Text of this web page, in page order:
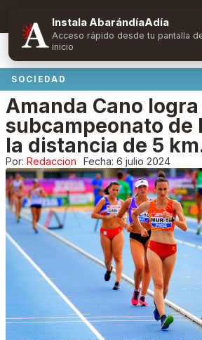
Suscríbete y obtén ventajas
SOCIEDAD
Amanda Cano
subcampeonato de
la distancia de 5
Por: Redaccion Fecha: 6 julio 2024
Instala AbarándíaAdía
Acceso rápido desde tu pantalla
inicio